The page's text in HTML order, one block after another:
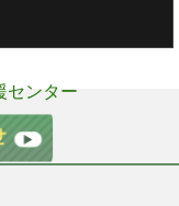
センター